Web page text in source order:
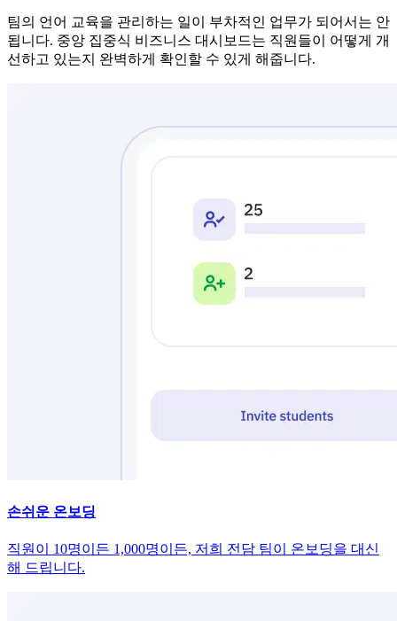
팀의 언어 교육을 관리하는 일이 부차적인 업무가 되어서는 안
됩니다. 중앙 집중식 비즈니스 대시보드는 직원들이 어떻게 개
선하고 있는지 완벽하게 확인할 수 있게 해줍니다.
손쉬운 온보딩
직원이 10명이든 1,000명이든, 저희 전담 팀이 온보딩을 대신
해 드립니다.